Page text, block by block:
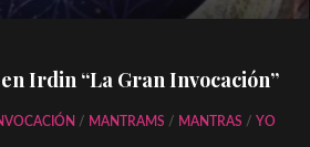
Irdin “La Gran Invocación”
/ MANTRAMS / MANTRAS / YO